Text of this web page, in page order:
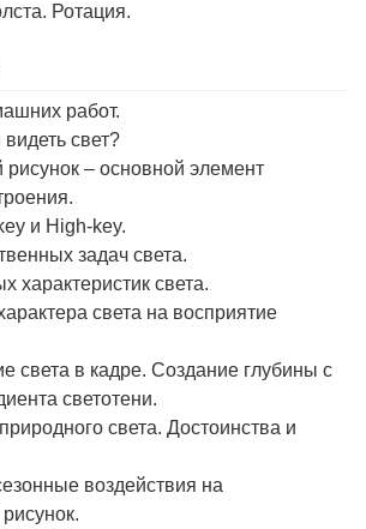
Ротация.
работ.
видеть свет?
рисунок – основной элемент
и High-key.
задач света.
характеристик света.
света на восприятие
света в кадре. Создание глубины с
светотени.
света. Достоинства и
воздействия на